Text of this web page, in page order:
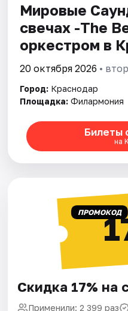
Мировые
свечах -The
оркестром в
20 октября 2026 •
Город: Краснодар
Площадка: Филармония
Билеты
на
ПРОМОКОД
Скидка 17% на
Применили: 2 399 раз